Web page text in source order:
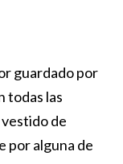
guardado por
todas las
de
por alguna de